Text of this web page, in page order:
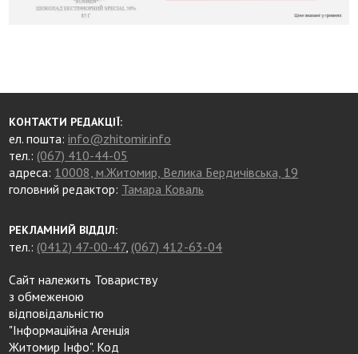
КОНТАКТИ РЕДАКЦІЇ:
ел. пошта:info@zhitomir.info
тел.: (067) 410-44-05
адреса: 10008, м.Житомир, Велика Бердичівська, 19
головний редактор: Тамара Коваль
РЕКЛАМНИЙ ВІДДІЛ:
тел.: (0412) 47-00-47, (067) 412-63-04
Сайт належить Товариству
з обмеженою
відповідальністю
"Інформаційна Агенція
Житомир Інфо". Код